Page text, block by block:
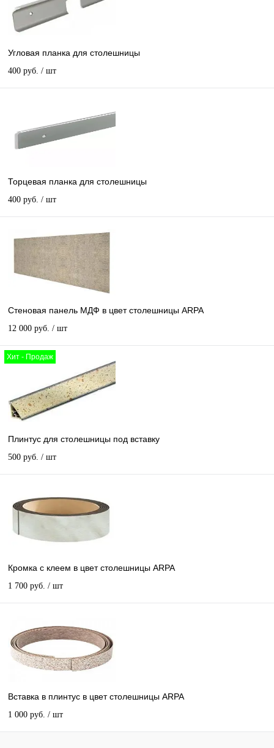
Угловая планка для столешницы
400 руб. / шт
Торцевая планка для столешницы
400 руб. / шт
Стеновая панель МДФ в цвет столешницы ARPA
12 000 руб. / шт
Хит - Продаж
Плинтус для столешницы под вставку
500 руб. / шт
Кромка с клеем в цвет столешницы ARPA
1 700 руб. / шт
Вставка в плинтус в цвет столешницы ARPA
1 000 руб. / шт